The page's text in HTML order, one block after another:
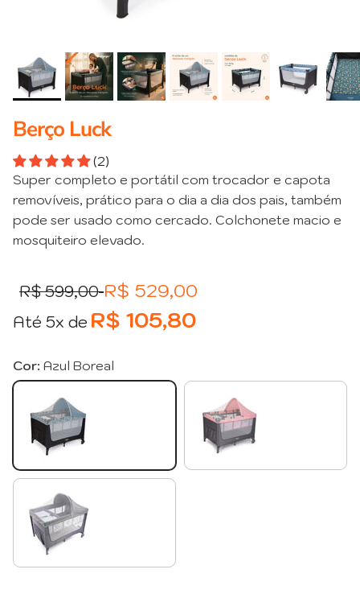
Berço Luck
(2)
Super completo e portátil com trocador e capota
removíveis, prático para o dia a dia dos pais, também
pode ser usado como cercado. Colchonete macio e
mosquiteiro elevado.
Preço normal
R$ 599,00 Preço promocional
R$ 529,00
Até 5x de R$ 105,80
Cor: Azul Boreal
Azul Boreal Rosa Boreal
Cinza Mescla